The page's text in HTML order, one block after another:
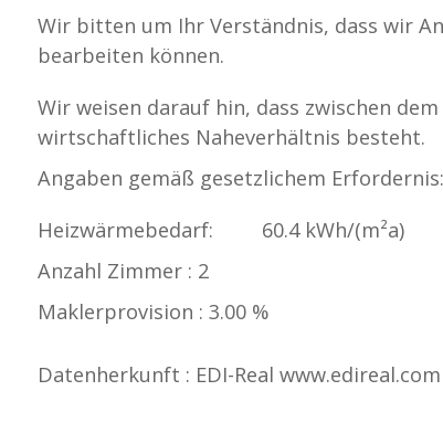
Wir bitten um Ihr Verständnis, dass wir
bearbeiten können.
Wir weisen darauf hin, dass zwischen
wirtschaftliches Naheverhältnis besteht.
Angaben gemäß gesetzlichem Erfordernis:
Heizwärmebedarf:
60.4 kWh/(m²a)
Anzahl Zimmer : 2
Maklerprovision : 3.00 %
Datenherkunft : EDI-Real